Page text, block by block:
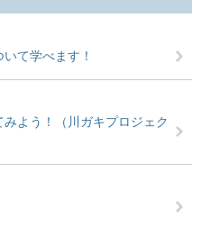
て学べます！
よう！（川ガキプロジェク